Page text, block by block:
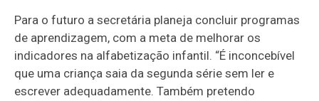
Para o futuro a secretária planeja concluir programas
de aprendizagem, com a meta de melhorar os
indicadores na alfabetização infantil. “É inconcebível
que uma criança saia da segunda série sem ler e
escrever adequadamente. Também pretendo